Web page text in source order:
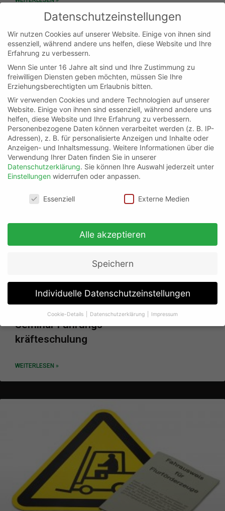
Seminar Führungs–
kräfteschulung
WEITERLESEN »
Datenschutzeinstellungen
Wir nutzen Cookies auf unserer Website. Einige von ihnen sind
essenziell, während andere uns helfen, diese Website und Ihre
Erfahrung zu verbessern.
Wenn Sie unter 16 Jahre alt sind und Ihre Zustimmung zu
freiwilligen Diensten geben möchten, müssen Sie Ihre
Erziehungsberechtigten um Erlaubnis bitten.
Wir verwenden Cookies und andere Technologien auf unserer
Website. Einige von ihnen sind essenziell, während andere uns
helfen, diese Website und Ihre Erfahrung zu verbessern.
Personenbezogene Daten können verarbeitet werden (z. B. IP-
Adressen), z. B. für personalisierte Anzeigen und Inhalte oder
Anzeigen- und Inhaltsmessung. Weitere Informationen über die
Verwendung Ihrer Daten finden Sie in unserer
Datenschutzerklärung. Sie können Ihre Auswahl jederzeit unter
Einstellungen widerrufen oder anpassen.
Datenschutzeinstellungen
Essenziell Externe Medien
Alle akzeptieren
Speichern
Individuelle Datenschutzeinstellungen
Cookie-Details Datenschutzerklärung Impressum
Datenschutzeinstellungen
Wenn Sie unter 16 Jahre alt sind und Ihre Zustimmung zu
Erziehungsberechtigten um Erlaubnis bitten.
Adressen), z. B. für personalisierte Anzeigen und Inhalte oder
Anzeigen- und Inhaltsmessung.
Weitere Informationen über die
Verwendung Ihrer Daten finden Sie in unserer
Datenschutzerklärung .
Hier finden Sie eine Übersicht über alle verwendeten Cookies.
Sie können Ihre Einwilligung zu ganzen Kategorien geben oder
sich weitere Informationen anzeigen lassen und so nur
bestimmte Cookies auswählen.
Alle akzeptieren